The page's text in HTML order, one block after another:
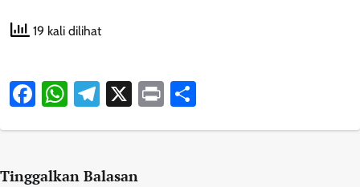
19 kali dilihat
Facebook
WhatsApp
Telegram
X Print
Tinggalkan Balasan